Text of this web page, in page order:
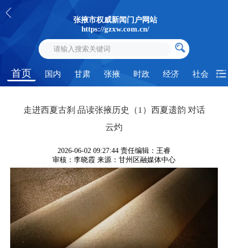
张掖市权威新闻门户网站
https://gzxw.com.cn/
首页 国内 甘肃 张掖 时政 经济 社会
走进西夏古刹 品读张掖历史（1）西夏遗韵 对话
云灼
2026-06-02 09:27:44 责任编辑：王睿
审核：李晓霞 来源：甘州区融媒体中心